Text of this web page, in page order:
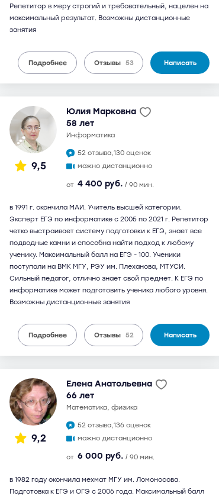
Репетитор в меру строгий и требовательный, нацелен на
максимальный результат. Возможны дистанционные
занятия
Подробнее Отзывы 53 Написать
9,5
Юлия Марковна
58 лет
информатика
52 отзыва,130 оценок
можно дистанционно
от 4 400 руб. / 90 мин.
в 1991 г. окончила МАИ. Учитель высшей категории.
Эксперт ЕГЭ по информатике с 2005 по 2021 г. Репетитор
четко выстраивает систему подготовки к ЕГЭ, знает все
подводные камни и способна найти подход к любому
ученику. Максимальный балл на ЕГЭ - 100. Ученики
поступали на ВМК МГУ, РЭУ им. Плеханова, МТУСИ.
Сильный педагог, отлично знает свой предмет. К ЕГЭ по
информатике может подготовить ученика любого уровня.
Возможны дистанционные занятия
Подробнее Отзывы 52 Написать
9,2
Елена Анатольевна
66 лет
математика, физика
52 отзыва,136 оценок
можно дистанционно
от 6 000 руб. / 90 мин.
в 1982 году окончила мехмат МГУ им. Ломоносова.
Подготовка к ЕГЭ и ОГЭ с 2006 года. Максимальный балл